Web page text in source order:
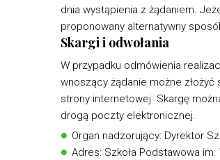
dnia wystąpienia z żądaniem.
proponowany alternatywny
Skargi i odwołania
W przypadku odmówienia
wnoszący żądanie możne
strony internetowej. Skargę
drogą poczty elektronicznej.
Organ nadzorujący: Dyrektor
Adres: Szkoła Podstawowa